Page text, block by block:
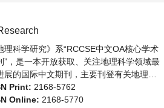
理科学研究》系“RCCSE中文OA核心学术
”，是一本开放获取、关注地理科学领域最
展的国际中文期刊，主要刊登有关地理
自然地理学、生物地理学等领域的论文，
国内该领域的最新研究动态。本刊旨在给
Print: 2168-5762
Online: 2168-5770